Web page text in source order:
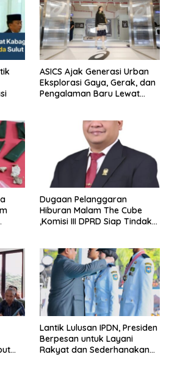
ASICS Ajak Generasi Urban
Eksplorasi Gaya, Gerak, dan
Pengalaman Baru Lewat
Dugaan Pelanggaran
Hiburan Malam The Cube
,Komisi III DPRD Siap Tindak
Lantik Lulusan IPDN, Presiden
Berpesan untuk Layani
Rakyat dan Sederhanakan